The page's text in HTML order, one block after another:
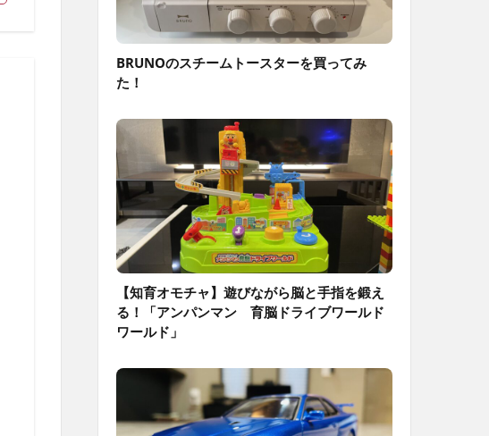
BRUNOのスチームトースターを買ってみ
た！
【知育オモチャ】遊びながら脳と手指を鍛え
る！「アンパンマン 育脳ドライブワールド
ワールド」